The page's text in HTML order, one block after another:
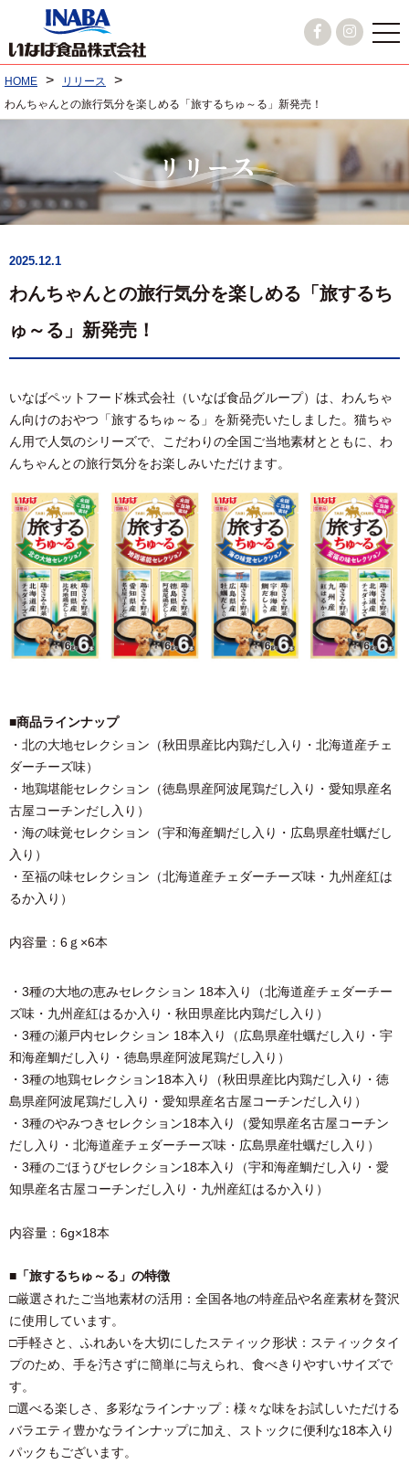
HOME > リリース >
わんちゃんとの旅行気分を楽しめる「旅するちゅ～る」新発売！
2025.12.1
わんちゃんとの旅行気分を楽しめる「旅するち
ゅ～る」新発売！
いなばペットフード株式会社（いなば食品グループ）は、わんちゃ
ん向けのおやつ「旅するちゅ～る」を新発売いたしました。猫ちゃ
ん用で人気のシリーズで、こだわりの全国ご当地素材とともに、わ
んちゃんとの旅行気分をお楽しみいただけます。
■商品ラインナップ
・北の大地セレクション（秋田県産比内鶏だし入り・北海道産チェ
ダーチーズ味）
・地鶏堪能セレクション（徳島県産阿波尾鶏だし入り・愛知県産名
古屋コーチンだし入り）
・海の味覚セレクション（宇和海産鯛だし入り・広島県産牡蠣だし
入り）
・至福の味セレクション（北海道産チェダーチーズ味・九州産紅は
るか入り）
内容量：6ｇ×6本
・3種の大地の恵みセレクション 18本入り（北海道産チェダーチー
ズ味・九州産紅はるか入り・秋田県産比内鶏だし入り）
・3種の瀬戸内セレクション 18本入り（広島県産牡蠣だし入り・宇
和海産鯛だし入り・徳島県産阿波尾鶏だし入り）
・3種の地鶏セレクション18本入り（秋田県産比内鶏だし入り・徳
島県産阿波尾鶏だし入り・愛知県産名古屋コーチンだし入り）
・3種のやみつきセレクション18本入り（愛知県産名古屋コーチン
だし入り・北海道産チェダーチーズ味・広島県産牡蠣だし入り）
・3種のごほうびセレクション18本入り（宇和海産鯛だし入り・愛
知県産名古屋コーチンだし入り・九州産紅はるか入り）
内容量：6g×18本
■「旅するちゅ～る」の特徴
□厳選されたご当地素材の活用：全国各地の特産品や名産素材を贅沢
に使用しています。
□手軽さと、ふれあいを大切にしたスティック形状：スティックタイ
プのため、手を汚さずに簡単に与えられ、食べきりやすいサイズで
す。
□選べる楽しさ、多彩なラインナップ：様々な味をお試しいただける
バラエティ豊かなラインナップに加え、ストックに便利な18本入り
パックもございます。